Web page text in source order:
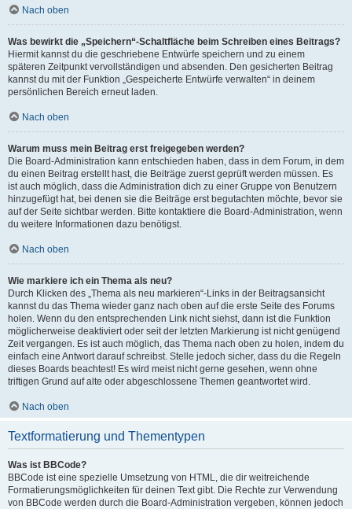
Nach oben
Was bewirkt die „Speichern“-Schaltfläche beim Schreiben eines Beitrags?
Hiermit kannst du die geschriebene Entwürfe speichern und zu einem
späteren Zeitpunkt vervollständigen und absenden. Den gesicherten Beitrag
kannst du mit der Funktion „Gespeicherte Entwürfe verwalten“ in deinem
persönlichen Bereich erneut laden.
Nach oben
Warum muss mein Beitrag erst freigegeben werden?
Die Board-Administration kann entschieden haben, dass in dem Forum, in dem
du einen Beitrag erstellt hast, die Beiträge zuerst geprüft werden müssen. Es
ist auch möglich, dass die Administration dich zu einer Gruppe von Benutzern
hinzugefügt hat, bei denen sie die Beiträge erst begutachten möchte, bevor sie
auf der Seite sichtbar werden. Bitte kontaktiere die Board-Administration, wenn
du weitere Informationen dazu benötigst.
Nach oben
Wie markiere ich ein Thema als neu?
Durch Klicken des „Thema als neu markieren“-Links in der Beitragsansicht
kannst du das Thema wieder ganz nach oben auf die erste Seite des Forums
holen. Wenn du den entsprechenden Link nicht siehst, dann ist die Funktion
möglicherweise deaktiviert oder seit der letzten Markierung ist nicht genügend
Zeit vergangen. Es ist auch möglich, das Thema nach oben zu holen, indem du
einfach eine Antwort darauf schreibst. Stelle jedoch sicher, dass du die Regeln
dieses Boards beachtest! Es wird meist nicht gerne gesehen, wenn ohne
triftigen Grund auf alte oder abgeschlossene Themen geantwortet wird.
Nach oben
Textformatierung und Thementypen
Was ist BBCode?
BBCode ist eine spezielle Umsetzung von HTML, die dir weitreichende
Formatierungsmöglichkeiten für deinen Text gibt. Die Rechte zur Verwendung
von BBCode werden durch die Board-Administration vergeben, können jedoch